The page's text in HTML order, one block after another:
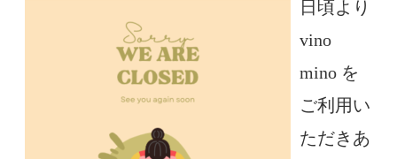
日頃より
vino
mino を
ご利用い
ただきあ